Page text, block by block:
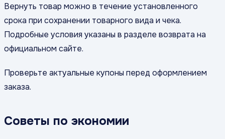
Вернуть товар можно в течение установленного
срока при сохранении товарного вида и чека.
Подробные условия указаны в разделе возврата на
официальном сайте.
Проверьте актуальные купоны перед оформлением
заказа.
Советы по экономии